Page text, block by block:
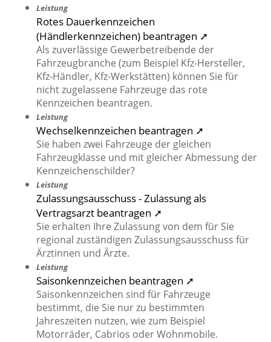
Leistung
Rotes Dauerkennzeichen
(Händlerkennzeichen) beantragen ➚
Als zuverlässige Gewerbetreibende der
Fahrzeugbranche (zum Beispiel Kfz-Hersteller,
Kfz-Händler, Kfz-Werkstätten) können Sie für
nicht zugelassene Fahrzeuge das rote
Kennzeichen beantragen.
Leistung
Wechselkennzeichen beantragen ➚
Sie haben zwei Fahrzeuge der gleichen
Fahrzeugklasse und mit gleicher Abmessung der
Kennzeichenschilder?
Leistung
Zulassungsausschuss - Zulassung als
Vertragsarzt beantragen ➚
Sie erhalten Ihre Zulassung von dem für Sie
regional zuständigen Zulassungsausschuss für
Ärztinnen und Ärzte.
Leistung
Saisonkennzeichen beantragen ➚
Saisonkennzeichen sind für Fahrzeuge
bestimmt, die Sie nur zu bestimmten
Jahreszeiten nutzen, wie zum Beispiel
Motorräder, Cabrios oder Wohnmobile.